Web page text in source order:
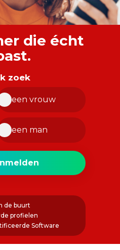
die écht
zoek
een vrouw
een man
de buurt
profielen
Software